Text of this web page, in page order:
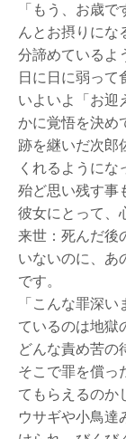
「もう、お歳
んとお摂りにな
分諦めているよ
日に日に弱って
いよいよ「お迎
かに覚悟を決め
跡を継いだ次郎
くれるようにな
殆ど思い残す事
彼女にとって、
来世：死んだ後
いないのに、あ
です。
「こんな罪深
ているのは地獄
どんな責め苦の
そこで罪を償っ
てもらえるのか
ウサギや小鳥達